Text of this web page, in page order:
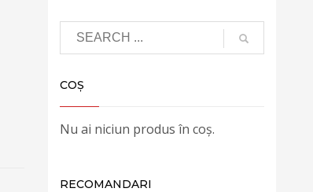
COȘ
Nu ai niciun produs în coș.
RECOMANDARI